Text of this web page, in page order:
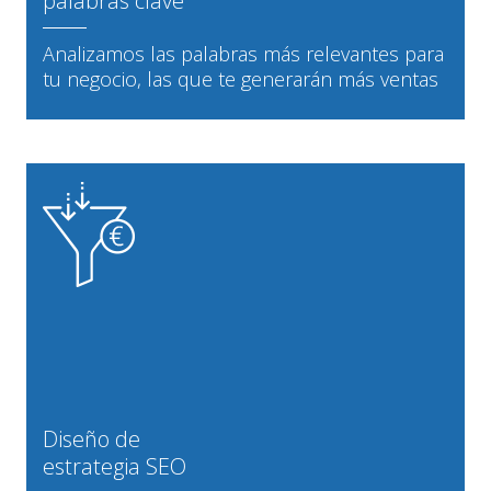
Analizamos las palabras más relevantes para
tu negocio, las que te generarán más ventas
Diseño de
estrategia SEO